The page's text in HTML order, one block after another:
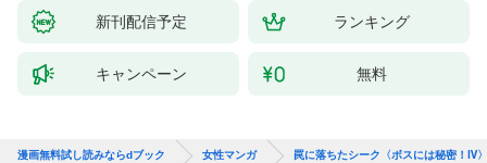
新刊配信予定 ランキング
キャンペーン 無料
漫画無料試し読みならdブック 女性マンガ 罠に落ちたシーク〈ボスには秘密！Ⅳ